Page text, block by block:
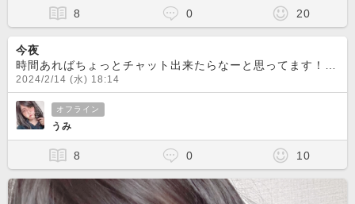
8 0 20
今夜
2024/2/14 (水) 18:14
オフライン
うみ
8 0 10